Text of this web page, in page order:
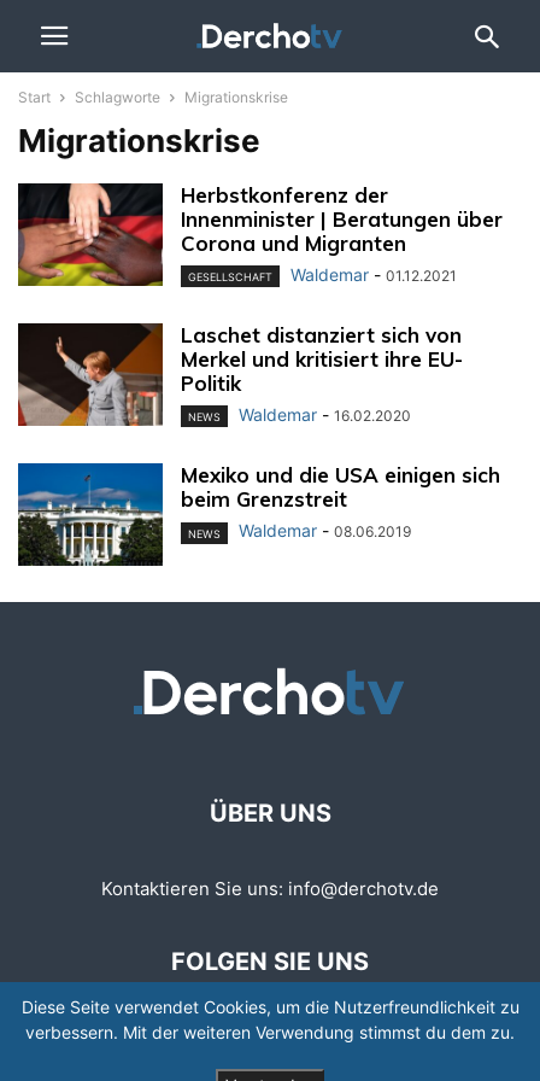
Start Schlagworte Migrationskrise
Migrationskrise
Herbstkonferenz der
Innenminister | Beratungen über
Corona und Migranten
GESELLSCHAFT Waldemar - 01.12.2021
Laschet distanziert sich von
Merkel und kritisiert ihre EU-
Politik
NEWS Waldemar - 16.02.2020
Mexiko und die USA einigen sich
beim Grenzstreit
NEWS Waldemar - 08.06.2019
ÜBER UNS
Kontaktieren Sie uns: info@derchotv.de
FOLGEN SIE UNS
Diese Seite verwendet Cookies, um die Nutzerfreundlichkeit zu
verbessern. Mit der weiteren Verwendung stimmst du dem zu.